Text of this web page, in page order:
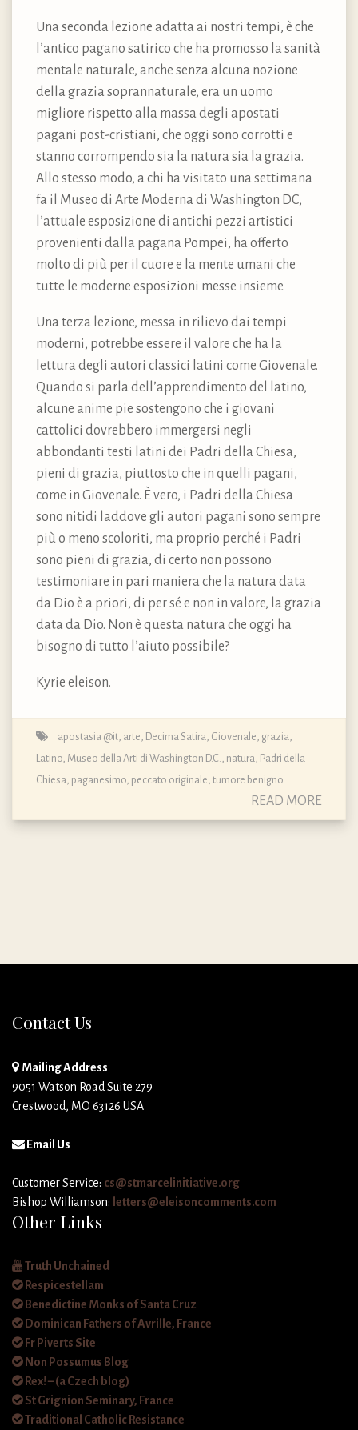
Una seconda lezione adatta ai nostri tempi, è che
l’antico pagano satirico che ha promosso la sanità
mentale naturale, anche senza alcuna nozione
della grazia soprannaturale, era un uomo
migliore rispetto alla massa degli apostati
pagani post-cristiani, che oggi sono corrotti e
stanno corrompendo sia la natura sia la grazia.
Allo stesso modo, a chi ha visitato una settimana
fa il Museo di Arte Moderna di Washington DC,
l’attuale esposizione di antichi pezzi artistici
provenienti dalla pagana Pompei, ha offerto
molto di più per il cuore e la mente umani che
tutte le moderne esposizioni messe insieme.
Una terza lezione, messa in rilievo dai tempi
moderni, potrebbe essere il valore che ha la
lettura degli autori classici latini come Giovenale.
Quando si parla dell’apprendimento del latino,
alcune anime pie sostengono che i giovani
cattolici dovrebbero immergersi negli
abbondanti testi latini dei Padri della Chiesa,
pieni di grazia, piuttosto che in quelli pagani,
come in Giovenale. È vero, i Padri della Chiesa
sono nitidi laddove gli autori pagani sono sempre
più o meno scoloriti, ma proprio perché i Padri
sono pieni di grazia, di certo non possono
testimoniare in pari maniera che la natura data
da Dio è a priori, di per sé e non in valore, la grazia
data da Dio. Non è questa natura che oggi ha
bisogno di tutto l’aiuto possibile?
Kyrie eleison.
apostasia @it, arte, Decima Satira, Giovenale, grazia,
Latino, Museo della Arti di Washington D.C., natura, Padri della
Chiesa, paganesimo, peccato originale, tumore benigno
READ MORE
Contact Us
Mailing Address
9051 Watson Road Suite 279
Crestwood, MO 63126 USA
Email Us
Customer Service: cs@stmarcelinitiative.org
Bishop Williamson: letters@eleisoncomments.com
Other Links
Truth Unchained
Respicestellam
Benedictine Monks of Santa Cruz
Dominican Fathers of Avrille, France
Fr Piverts Site
Non Possumus Blog
Rex! – (a Czech blog)
St Grignion Seminary, France
Traditional Catholic Resistance